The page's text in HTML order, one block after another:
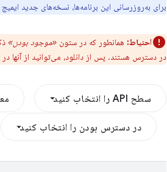
برای به‌روزرسانی این برنامه‌ها، نسخه‌های جدید
احتیاط: همانطور که در ستون «موجود بودن»
در دسترس هستند. پس از دانلود، می‌توانید از آنها در
سطح API را انتخاب کنید
در دسترس بودن را انتخاب کنید